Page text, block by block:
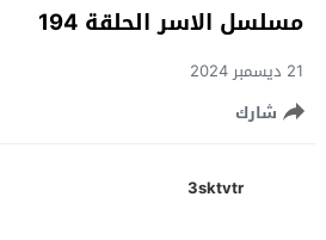
مسلسل الاسر الحلقة 194
21 ديسمبر 2024
شارك
3sktvtr